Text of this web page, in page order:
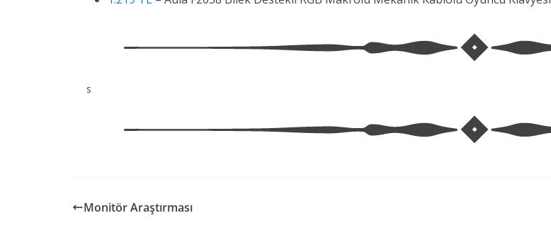
s
Monitör Araştırması